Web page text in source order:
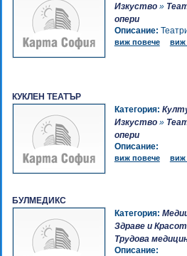
Изкуство»
опери
Описание:
виж повече виж
КУКЛЕН ТЕАТЪР
Категория:
Изкуство»
опери
Описание:
виж повече виж
БУЛМЕДИКС
Категория:
Здраве и
Трудова
Описание: